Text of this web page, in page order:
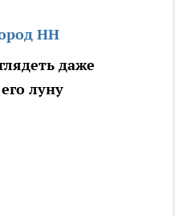
НН
даже
луну